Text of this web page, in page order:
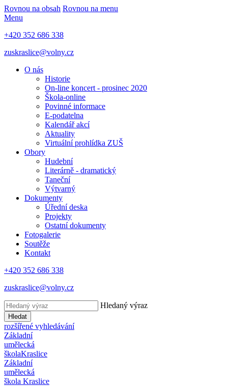
Rovnou na obsah Rovnou na menu
Menu
+420 352 686 338
zuskraslice@volny.cz
O nás
Historie
On-line koncert - prosinec 2020
Škola-online
Povinné informace
E-podatelna
Kalendář akcí
Aktuality
Virtuální prohlídka ZUŠ
Obory
Hudební
Literárně - dramatický
Taneční
Výtvarný
Dokumenty
Úřední deska
Projekty
Ostatní dokumenty
Fotogalerie
Soutěže
Kontakt
+420 352 686 338
zuskraslice@volny.cz
Hledaný výraz
Hledat
rozšířené vyhledávání
Základní
umělecká
školaKraslice
Základní
umělecká
škola Kraslice